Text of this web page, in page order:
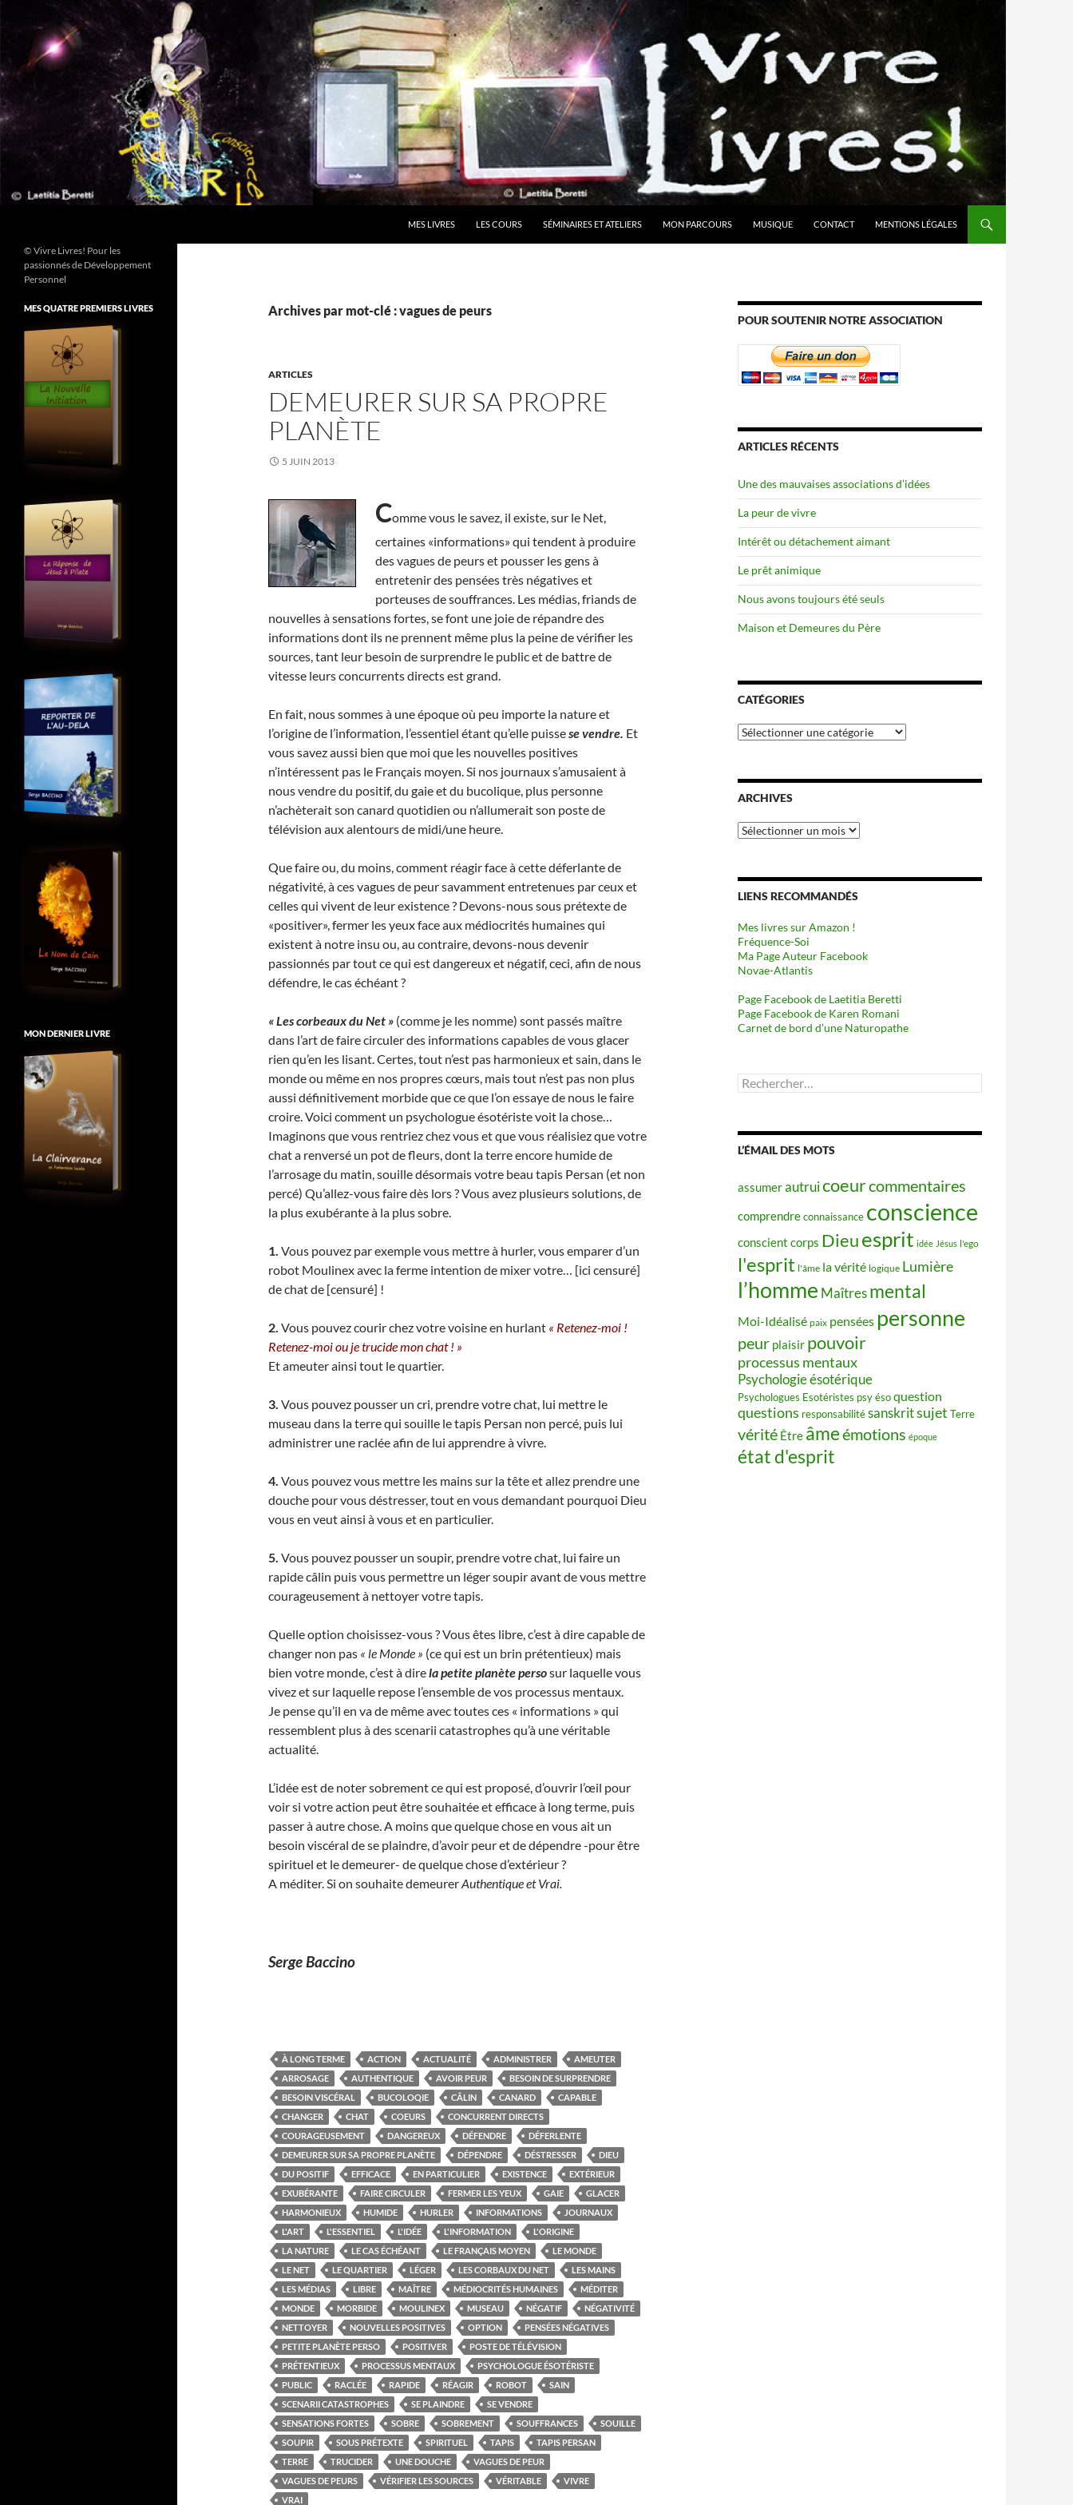
contenu
MES LIVRES LES COURS SÉMINAIRES ET ATELIERS MON PARCOURS MUSIQUE CONTACT MENTIONS LÉGALES
Archives par mot-clé : vagues de peurs
ARTICLES
DEMEURER SUR SA PROPRE
PLANÈTE
5 JUIN 2013
Comme vous le savez, il existe, sur le Net,
certaines «informations» qui tendent à produire
des vagues de peurs et pousser les gens à
entretenir des pensées très négatives et
porteuses de souffrances. Les médias, friands de
nouvelles à sensations fortes, se font une joie de répandre des
informations dont ils ne prennent même plus la peine de vérifier les
sources, tant leur besoin de surprendre le public et de battre de
vitesse leurs concurrents directs est grand.
En fait, nous sommes à une époque où peu importe la nature et
l’origine de l’information, l’essentiel étant qu’elle puissese vendre. Et
vous savez aussi bien que moi que les nouvelles positives
n’intéressent pas le Français moyen. Si nos journaux s’amusaient à
nous vendre du positif, du gaie et du bucolique, plus personne
n’achèterait son canard quotidien ou n’allumerait son poste de
télévision aux alentours de midi/une heure.
Que faire ou, du moins, comment réagir face à cette déferlante de
négativité, à ces vagues de peur savamment entretenues par ceux et
celles qui vivent de leur existence ? Devons-nous sous prétexte de
«positiver», fermer les yeux face aux médiocrités humaines qui
existent à notre insu ou, au contraire, devons-nous devenir
passionnés par tout ce qui est dangereux et négatif, ceci, afin de nous
défendre, le cas échéant ?
« Les corbeaux du Net » (comme je les nomme) sont passés maître
dans l’art de faire circuler des informations capables de vous glacer
rien qu’en les lisant. Certes, tout n’est pas harmonieux et sain, dans le
monde ou même en nos propres cœurs, mais tout n’est pas non plus
aussi définitivement morbide que ce que l’on essaye de nous le faire
croire. Voici comment un psychologue ésotériste voit la chose…
Imaginons que vous rentriez chez vous et que vous réalisiez que votre
chat a renversé un pot de fleurs, dont la terre encore humide de
l’arrosage du matin, souille désormais votre beau tapis Persan (et non
percé) Qu’allez-vous faire dès lors ? Vous avez plusieurs solutions, de
la plus exubérante à la plus sobre.
1. Vous pouvez par exemple vous mettre à hurler, vous emparer d’un
robot Moulinex avec la ferme intention de mixer votre… [ici censuré]
de chat de [censuré] !
2. Vous pouvez courir chez votre voisine en hurlant « Retenez-moi !
Retenez-moi ou je trucide mon chat ! »
Et ameuter ainsi tout le quartier.
3. Vous pouvez pousser un cri, prendre votre chat, lui mettre le
museau dans la terre qui souille le tapis Persan non percé, puis lui
administrer une raclée afin de lui apprendre à vivre.
4. Vous pouvez vous mettre les mains sur la tête et allez prendre une
douche pour vous déstresser, tout en vous demandant pourquoi Dieu
vous en veut ainsi à vous et en particulier.
5. Vous pouvez pousser un soupir, prendre votre chat, lui faire un
rapide câlin puis vous permettre un léger soupir avant de vous mettre
courageusement à nettoyer votre tapis.
Quelle option choisissez-vous ? Vous êtes libre, c’est à dire capable de
changer non pas « le Monde » (ce qui est un brin prétentieux) mais
bien votre monde, c’est à direla petite planète persosur laquelle vous
vivez et sur laquelle repose l’ensemble de vos processus mentaux.
Je pense qu’il en va de même avec toutes ces « informations » qui
ressemblent plus à des scenarii catastrophes qu’à une véritable
actualité.
L’idée est de noter sobrement ce qui est proposé, d’ouvrir l’œil pour
voir si votre action peut être souhaitée et efficace à long terme, puis
passer à autre chose. A moins que quelque chose en vous ait un
besoin viscéral de se plaindre, d’avoir peur et de dépendre -pour être
spirituel et le demeurer- de quelque chose d’extérieur ?
A méditer. Si on souhaite demeurerAuthentique et Vrai.
Serge Baccino
À LONG TERME ACTION ACTUALITÉ ADMINISTRER
AMEUTER
ARROSAGE
AUTHENTIQUE AVOIR PEUR
BESOIN DE SURPRENDRE
BESOIN VISCÉRAL
BUCOLOQIE CÂLIN CANARD
CAPABLE
CHANGER
CHAT COEURS
CONCURRENT DIRECTS
COURAGEUSEMENT
DANGEREUX DÉFENDRE
DÉFERLENTE
DEMEURER SUR SA PROPRE PLANÈTE
DÉPENDRE DÉSTRESSER
DIEU
DU POSITIF
EFFICACE EN PARTICULIER EXISTENCE
EXTÉRIEUR
EXUBÉRANTE
FAIRE CIRCULER FERMER LES YEUX GAIE
GLACER
HARMONIEUX
HUMIDE HURLER INFORMATIONS
JOURNAUX
L'ART
L'ESSENTIEL L'IDÉE L'INFORMATION
L'ORIGINE
LA NATURE
LE CAS ÉCHÉANT LE FRANÇAIS MOYEN
LE MONDE
LE NET
LE QUARTIER LÉGER LES CORBAUX DU NET
LES MAINS
LES MÉDIAS
LIBRE MAÎTRE MÉDIOCRITÉS HUMAINES
MÉDITER
MONDE
MORBIDE MOULINEX MUSEAU NÉGATIF
NÉGATIVITÉ
NETTOYER
NOUVELLES POSITIVES OPTION
PENSÉES NÉGATIVES
PETITE PLANÈTE PERSO
POSITIVER
POSTE DE TÉLÉVISION
PRÉTENTIEUX
PROCESSUS MENTAUX
PSYCHOLOGUE ÉSOTÉRISTE
PUBLIC
RACLÉE RAPIDE RÉAGIR ROBOT
SAIN
SCENARII CATASTROPHES
SE PLAINDRE
SE VENDRE
SENSATIONS FORTES
SOBRE SOBREMENT SOUFFRANCES
SOUILLE
SOUPIR
SOUS PRÉTEXTE SPIRITUEL TAPIS
TAPIS PERSAN
TERRE
TRUCIDER UNE DOUCHE
VAGUES DE PEUR
VAGUES DE PEURS
VÉRIFIER LES SOURCES VÉRITABLE
VIVRE
VRAI
POUR SOUTENIR NOTRE ASSOCIATION
ARTICLES RÉCENTS
Une des mauvaises associations d’idées
La peur de vivre
Intérêt ou détachement aimant
Le prêt animique
Nous avons toujours été seuls
Maison et Demeures du Père
CATÉGORIES
Catégories
ARCHIVES
Archives
LIENS RECOMMANDÉS
Mes livres sur Amazon !
Fréquence-Soi
Ma Page Auteur Facebook
Novae-Atlantis
Page Facebook de Laetitia Beretti
Page Facebook de Karen Romani
Carnet de bord d’une Naturopathe
Rechercher :
L’ÉMAIL DES MOTS
assumerautruicoeurcommentaires
comprendreconnaissance conscience
conscient corps Dieuesprit idée Jésus l'ego
l'esprit l'âme la vérité logique Lumière
l’homme Maîtres mental
Moi-Idéalisé paix pensées personne
peur plaisir pouvoir
processus mentaux
Psychologie ésotérique
Psychologues Esotéristes psy ésoquestion
questions responsabilitésanskritsujet Terre
vérité Être âmeémotions époque
état d'esprit
© Vivre Livres! Pour les
passionnés de Développement
Personnel
MES QUATRE PREMIERS LIVRES
MON DERNIER LIVRE